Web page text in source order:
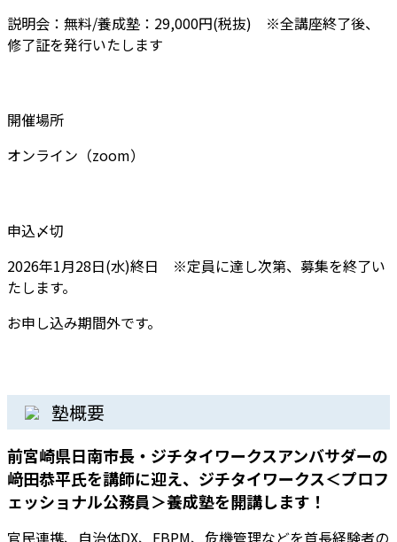
説明会：無料/養成塾：29,000円(税抜) ※全講座終了後、
修了証を発行いたします
開催場所
オンライン（zoom）
申込〆切
2026年1月28日(水)終日 ※定員に達し次第、募集を終了い
たします。
お申し込み期間外です。
塾概要
前宮崎県日南市長・ジチタイワークスアンバサダーの
﨑田恭平氏を講師に迎え、ジチタイワークス＜プロフ
ェッショナル公務員＞養成塾を開講します！